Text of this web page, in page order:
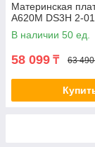
Материнская
A620M DS3H 2-
В наличии 50 ед.
58 099 ₸ 63